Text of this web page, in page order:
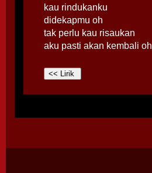
kau rindukanku
didekapmu oh
tak perlu kau risaukan
aku pasti akan kembali oh